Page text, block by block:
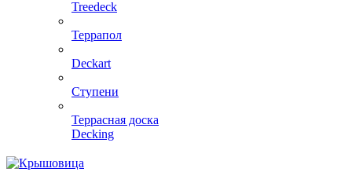
Treedeck
Террапол
Deckart
Ступени
Террасная доска
Decking